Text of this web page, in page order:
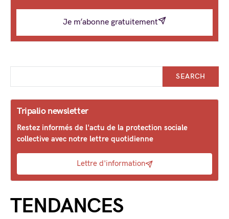
Je m’abonne gratuitement
SEARCH
Tripalio newsletter
Restez informés de l'actu de la protection sociale
collective avec notre lettre quotidienne
Lettre d'information
TENDANCES